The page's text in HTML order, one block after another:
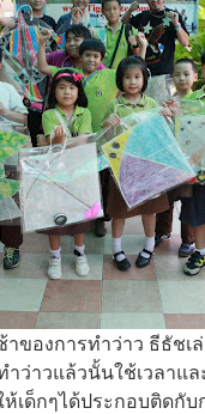
าของการทำว่าว ธีธัช
ทำว่าวแล้วนั้นใช้เวล
ห้เด็กๆได้ประกอบติด